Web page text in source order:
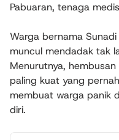
Pabuaran, tenaga
Warga bernama
muncul mendadak tak
Menurutnya,
paling kuat yang
membuat warga panik
diri.